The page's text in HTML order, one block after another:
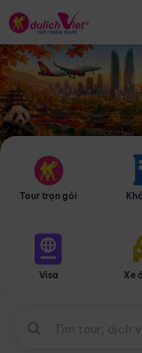
Tour trọn gói
Visa Xe